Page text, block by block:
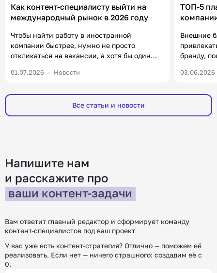
Как контент-специалисту выйти на
международный рынок в 2026 году
Чтобы найти работу в иностранной
компании быстрее, нужно не просто
откликаться на вакансии, а хотя бы один
нетворкингу и комментингу. В статье
зарубежном рынке, какие инструменты
помогут получить оффер и где искать работу.
Меня зовут Юлия, я руководитель HR в
01.07.2026 Новости
ТОП-5
Внешние
бренду,
уже есть
чаще
03.06.2026
Все статьи и новости
Напишите нам
и расскажите про
ваши контент-задачи
Вам ответит главный редактор и сформирует команду
контент-специалистов под ваш проект
У вас уже есть контент-стратегия? Отлично — поможем её
реализовать. Если нет — ничего страшного: создадим её с
0.